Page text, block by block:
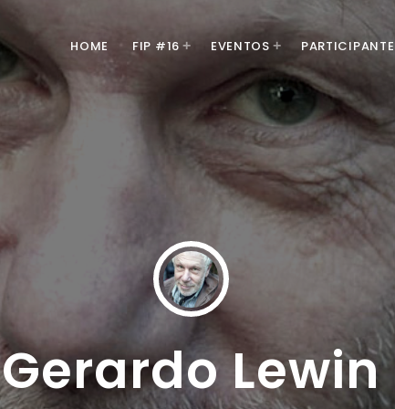
HOME FIP #16 EVENTOS
Gerardo Lewin